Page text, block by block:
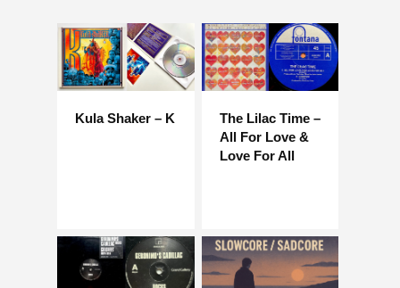
Kula Shaker – K
The Lilac Time –
All For Love &
Love For All